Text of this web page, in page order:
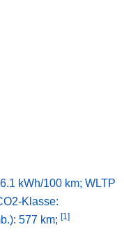
kWh/100 km; WLTP
Klasse:
577 km; [1]